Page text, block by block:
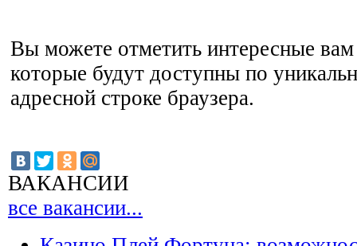
Вы можете отметить интересные
которые будут доступны по
адресной строке браузера.
ВАКАНСИИ
все вакансии...